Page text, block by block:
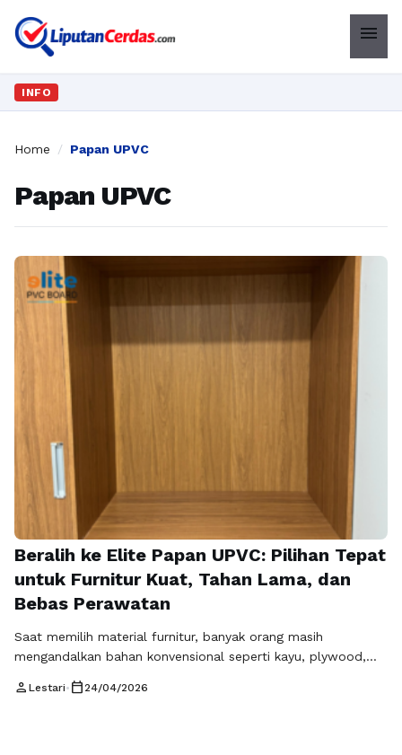
menu
INFO
Home / Papan UPVC
Papan UPVC
Beralih ke Elite Papan UPVC: Pilihan Tepat
untuk Furnitur Kuat, Tahan Lama, dan
Bebas Perawatan
Saat memilih material furnitur, banyak orang masih
mengandalkan bahan konvensional seperti kayu, plywood,
ketahanan dan efisiensi jangka panjang, material tersebut
person Lestari• calendar_today 24/04/2026